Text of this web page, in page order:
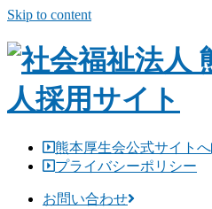
Skip to content
熊本厚生会公式サイトへ
プライバシーポリシー
お問い合わせ